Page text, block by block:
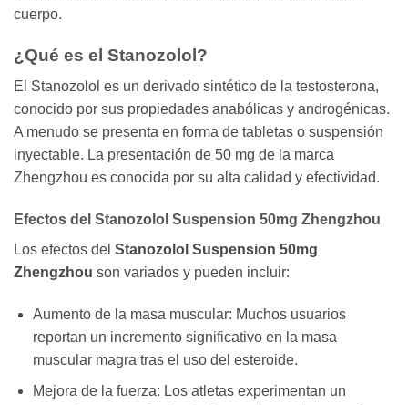
cuerpo.
¿Qué es el Stanozolol?
El Stanozolol es un derivado sintético de la testosterona,
conocido por sus propiedades anabólicas y androgénicas.
A menudo se presenta en forma de tabletas o suspensión
inyectable. La presentación de 50 mg de la marca
Zhengzhou es conocida por su alta calidad y efectividad.
Efectos del Stanozolol Suspension 50mg Zhengzhou
Los efectos del Stanozolol Suspension 50mg
Zhengzhou son variados y pueden incluir:
Aumento de la masa muscular: Muchos usuarios
reportan un incremento significativo en la masa
muscular magra tras el uso del esteroide.
Mejora de la fuerza: Los atletas experimentan un